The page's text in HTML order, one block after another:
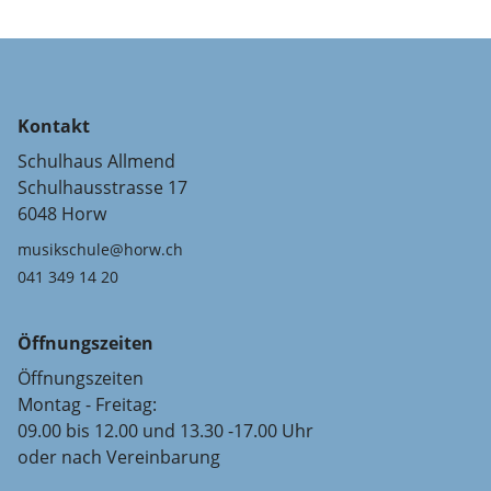
Kontakt
Schulhaus Allmend
Schulhausstrasse 17
6048 Horw
musikschule@horw.ch
041 349 14 20
Öffnungszeiten
Öffnungszeiten
Montag - Freitag:
09.00 bis 12.00 und 13.30 -17.00 Uhr
oder nach Vereinbarung